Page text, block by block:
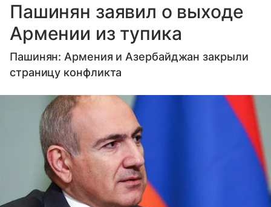
Пашинян заявил о выходе
Армении из тупика
Пашинян: Армения и Азербайджан закрыли
страницу конфликта